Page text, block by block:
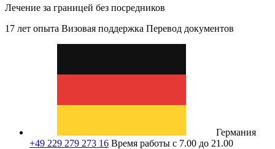
Лечение за границей без посредников
17 лет опыта Визовая поддержка Перевод документов
Германия
+49 229 279 273 16 Время работы с 7.00 до 21.00